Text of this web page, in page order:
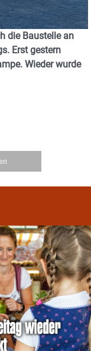
die Baustelle an
Erst gestern
Wieder wurde